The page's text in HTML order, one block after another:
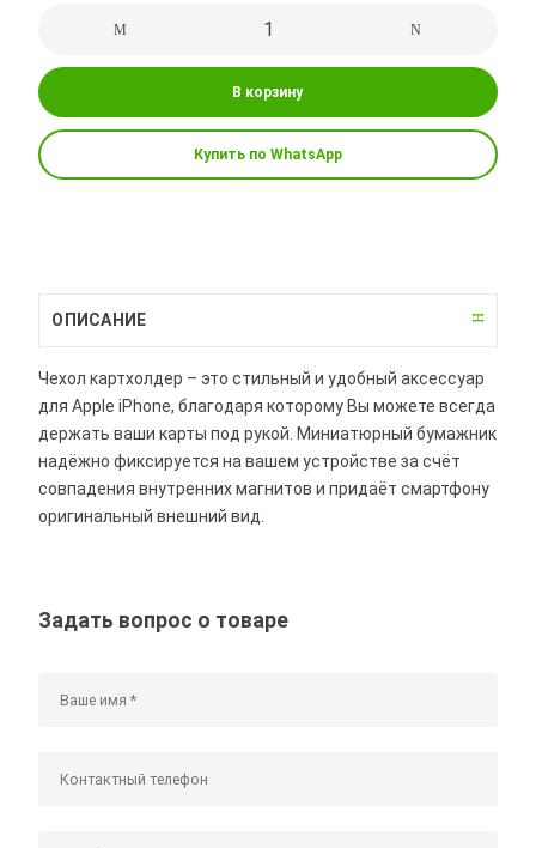
В корзину
Купить по WhatsApp
ОПИСАНИЕ
Чехол картхолдер – это стильный и удобный аксессуар
для Apple iPhone, благодаря которому Вы можете всегда
держать ваши карты под рукой. Миниатюрный бумажник
надёжно фиксируется на вашем устройстве за счёт
совпадения внутренних магнитов и придаёт смартфону
оригинальный внешний вид.
Задать вопрос о товаре